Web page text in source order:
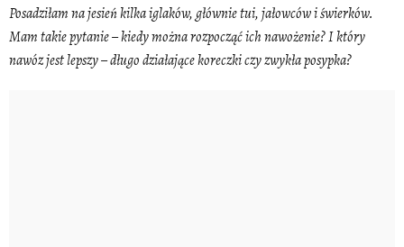
Posadziłam na jesień kilka iglaków, głównie tui, jałowców i świerków.
Mam takie pytanie – kiedy można rozpocząć ich nawożenie? I który
nawóz jest lepszy – długo działające koreczki czy zwykła posypka?